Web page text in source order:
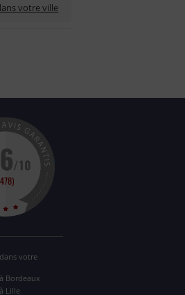
votre ville
votre
Bordeaux
Lille